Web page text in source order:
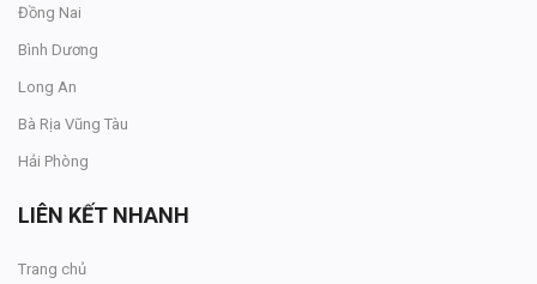
Đồng Nai
Bình Dương
Long An
Bà Rịa Vũng Tàu
Hải Phòng
LIÊN KẾT NHANH
Trang chủ